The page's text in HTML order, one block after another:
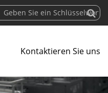
Kontaktieren Sie uns